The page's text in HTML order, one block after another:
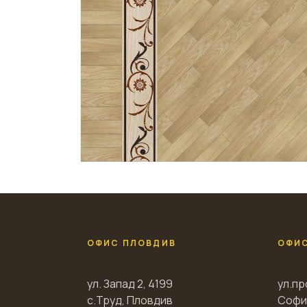
ОФИС ПЛОВДИВ
ул. Запад 2, 4199
с.Труд, Пловдив